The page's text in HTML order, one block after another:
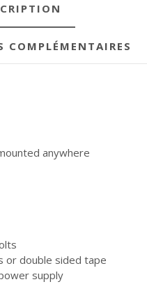
COMPLÉMENTAIRES
anywhere
or double sided tape
supply